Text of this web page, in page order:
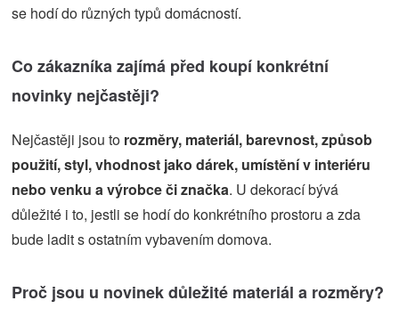
se hodí do různých typů domácností.
Co zákazníka zajímá před koupí konkrétní
novinky nejčastěji?
Nejčastěji jsou to rozměry, materiál, barevnost, způsob
použití, styl, vhodnost jako dárek, umístění v interiéru
nebo venku a výrobce či značka. U dekorací bývá
důležité i to, jestli se hodí do konkrétního prostoru a zda
bude ladit s ostatním vybavením domova.
Proč jsou u novinek důležité materiál a rozměry?